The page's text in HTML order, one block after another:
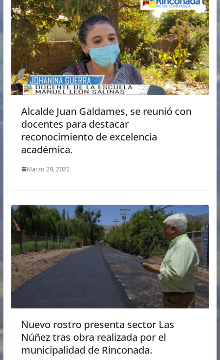
Alcalde Juan Galdames, se reunió con
docentes para destacar
reconocimiento de excelencia
académica.
Marzo 29, 2022
Nuevo rostro presenta sector Las
Núñez tras obra realizada por el
municipalidad de Rinconada.